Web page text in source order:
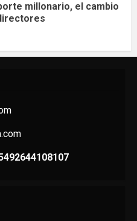
millonario, el cambio